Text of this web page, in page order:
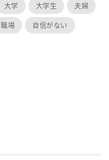
大学 大学生
夫婦
職場
自信がない